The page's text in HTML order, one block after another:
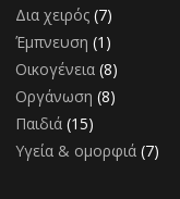
Δια χειρός (7)
Έμπνευση (1)
Οικογένεια (8)
Οργάνωση (8)
Παιδιά (15)
Υγεία & ομορφιά (7)